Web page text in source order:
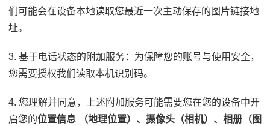
们可能会在设备本地读取您最近一次主动保存的图片链接地
址。
3. 基于电话状态的附加服务：为保障您的账号与使用安全，
您需要授权我们读取本机识别码。
4. 您理解并同意，上述附加服务可能需要您在您的设备中开
启您的位置信息 （地理位置）、摄像头（相机）、相册（图